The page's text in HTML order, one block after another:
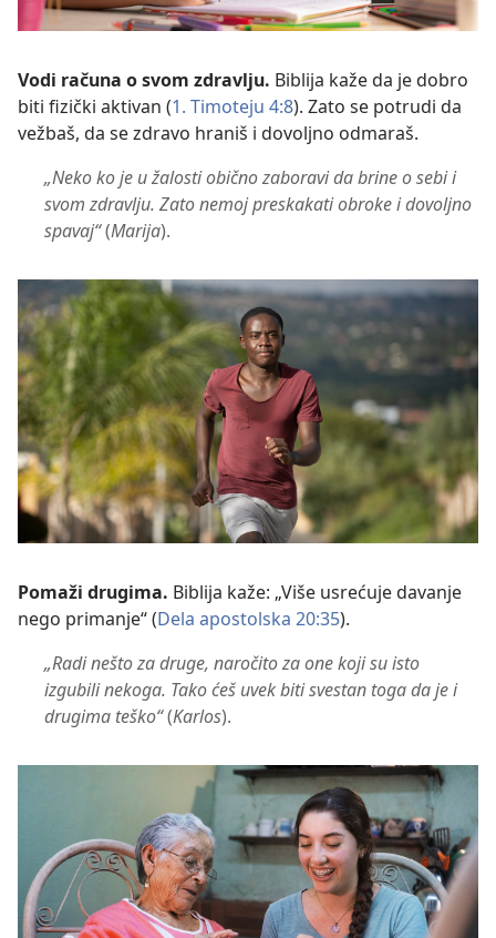
Vodi računa o svom zdravlju. Biblija kaže da je dobro
biti fizički aktivan (1. Timoteju 4:8). Zato se potrudi da
vežbaš, da se zdravo hraniš i dovoljno odmaraš.
„Neko ko je u žalosti obično zaboravi da brine o sebi i
svom zdravlju. Zato nemoj preskakati obroke i dovoljno
spavaj“(Marija).
Pomaži drugima. Biblija kaže: „Više usrećuje davanje
nego primanje“ (Dela apostolska 20:35).
„Radi nešto za druge, naročito za one koji su isto
izgubili nekoga. Tako ćeš uvek biti svestan toga da je i
drugima teško“(Karlos).